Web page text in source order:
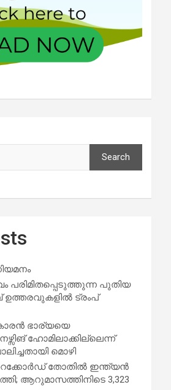
Search
പരിമിതപ്പെടുത്തുന്ന പുതിയ
ഉത്തരവുകളിൽ ട്രംപ്
ഭാര്യയെ
ഹോമിലാക്കില്ലെന്ന്
മൊഴി
തോതിൽ ഇന്ത്യൻ
ആറുമാസത്തിനിടെ 3,323